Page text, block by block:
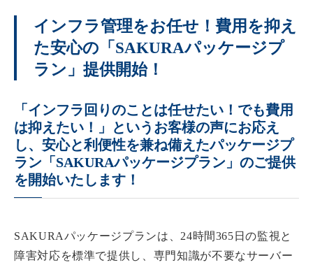
インフラ管理をお任せ！費用を抑え
た安心の「SAKURAパッケージプ
ラン」提供開始！
「インフラ回りのことは任せたい！でも費用
は抑えたい！」というお客様の声にお応え
し、安心と利便性を兼ね備えたパッケージプ
ラン「SAKURAパッケージプラン」のご提供
を開始いたします！
SAKURAパッケージプランは、24時間365日の監視と
障害対応を標準で提供し、専門知識が不要なサーバー